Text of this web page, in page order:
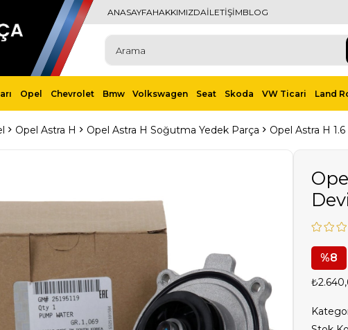
ANASAYFAHAKKIMIZDAİLETİŞİMBLOG
Opel Chevrolet Bmw Volkswagen Seat Skoda VW Ticari Land
Opel Astra H Opel Astra H Soğutma Yedek Parça Opel Astra H
8